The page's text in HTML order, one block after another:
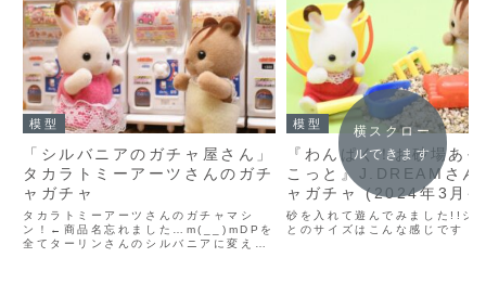
模型
「シルバニアのガチャ屋さん」
タカラトミーアーツさんのガチ
ャガチャ
タカラトミーアーツさんのガチャマシ
ン！←商品名忘れました…m(__)mDPを
全てターリンさんのシルバニアに変えて
模型
『わんぱく！お砂場あ
こっと』J.DREAMさん
ャガチャ (2024年3月
砂を入れて遊んでみました!!シ
とのサイズはこんな感じです
横スクロー
ルできます